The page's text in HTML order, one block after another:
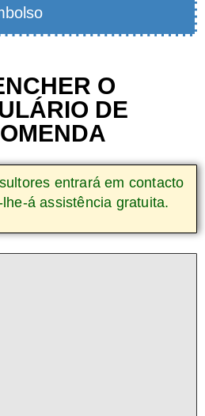
O
DE
entrará em contacto
á assistência gratuita.